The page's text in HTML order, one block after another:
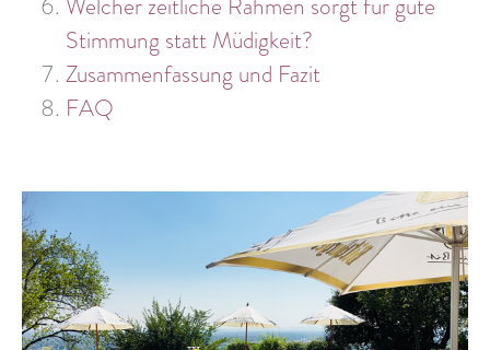
Welcher zeitliche Rahmen sorgt für gute
Stimmung statt Müdigkeit?
Zusammenfassung und Fazit
FAQ